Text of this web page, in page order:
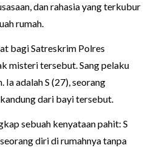
dan rahasia yang terkubur
rumah.
bagi Satreskrim Polres
misteri tersebut. Sang pelaku
adalah S (27), seorang
dari bayi tersebut.
sebuah kenyataan pahit: S
diri di rumahnya tanpa